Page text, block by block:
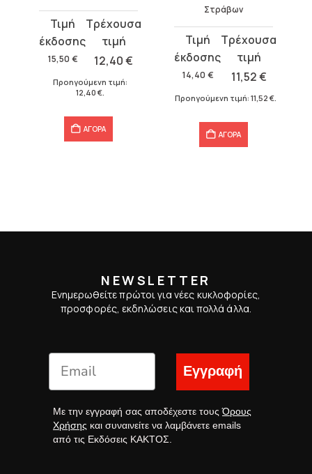
15,50 €
Original
price
was:
12,40€
τρέχουσα
τιμή
12,40 €.
Προηγούμενη τιμή:
12,40 €
ΑΓΟΡΑ
Στράβων
14,40 €
Original
price
was:
14,40 €.
11,52€
τρέχουσα
τιμή
Προηγούμενη τιμή: 11,52 €.
ΑΓΟΡΑ
NEWSLETTER
Ενημερωθείτε πρώτοι για νέες κυκλοφορίες,
προσφορές, εκδηλώσεις και πολλά άλλα.
Εγγραφή
Με την εγγραφή σας αποδέχεστε τουςΌρους
Χρήσης και συναινείτε να λαμβάνετε emails
από τις Εκδόσεις ΚΑΚΤΟΣ.